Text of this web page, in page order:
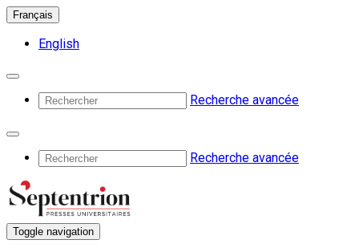
Français
English
Recherche avancée
Recherche avancée
Toggle navigation